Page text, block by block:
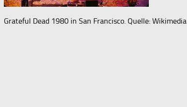
Grateful Dead 1980 in San Francisco. Quelle: